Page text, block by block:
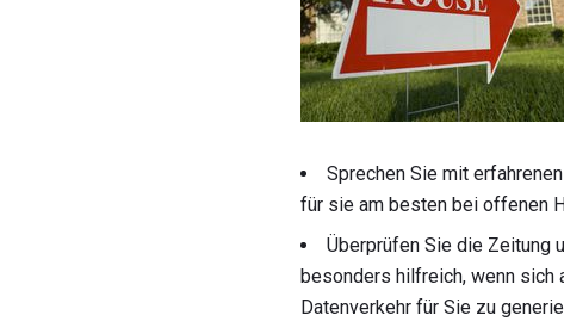
Sprechen Sie mit
für sie am besten bei offenen
Überprüfen Sie die Zeitung
besonders hilfreich, wenn sich
Datenverkehr für Sie zu